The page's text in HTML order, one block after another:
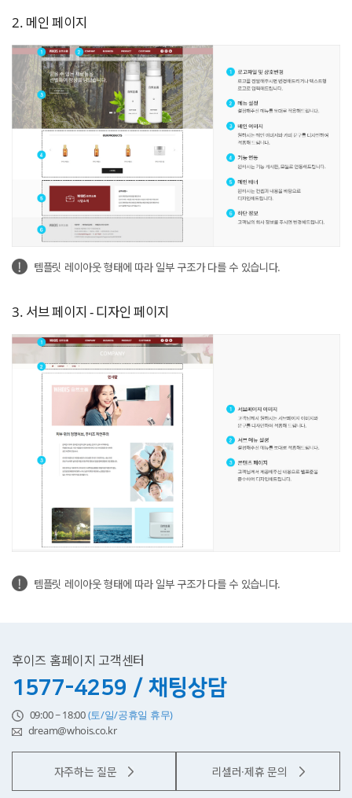
2. 메인 페이지
템플릿 레이아웃 형태에 따라 일부 구조가 다를 수 있습니다.
3. 서브 페이지 - 디자인 페이지
템플릿 레이아웃 형태에 따라 일부 구조가 다를 수 있습니다.
후이즈 홈페이지 고객센터
1577-4259 / 채팅상담
09:00 ~ 18:00(토/일/공휴일 휴무)
dream@whois.co.kr
자주하는 질문 리셀러·제휴 문의